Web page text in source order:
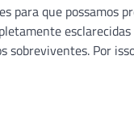
para que possamos
sobreviventes. Por